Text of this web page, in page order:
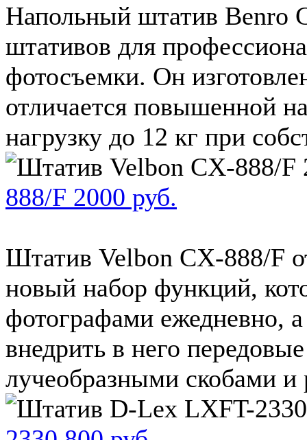
Напольный штатив Benro
штативов для
фотосъемки. Он
отличается повышенной
нагрузку до 12 кг при
888/F 2000 руб.
Штатив Velbon CX-888/F
новый набор функций,
фотографами ежедневно,
внедрить в него
лучеобразными скобами